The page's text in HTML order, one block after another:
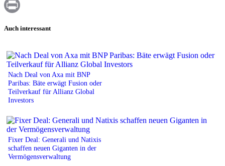
WhatsApp
Auch interessant
Nach Deal von Axa mit BNP
Paribas: Bäte erwägt Fusion oder
Teilverkauf für Allianz Global
Investors
Fixer Deal: Generali und Natixis
schaffen neuen Giganten in der
Vermögensverwaltung